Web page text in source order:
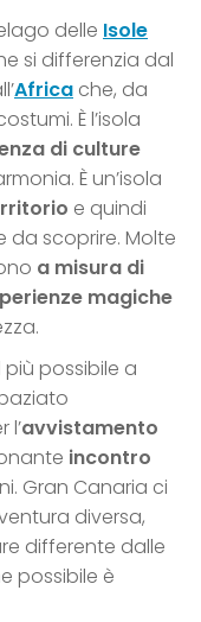
delle Isole
si differenzia dal
Africa che, da
È l’isola
di culture
È un’isola
e quindi
da scoprire. Molte
a misura di
magiche
possibile a
l’avvistamento
incontro
Gran Canaria ci
diversa,
differente dalle
possibile è